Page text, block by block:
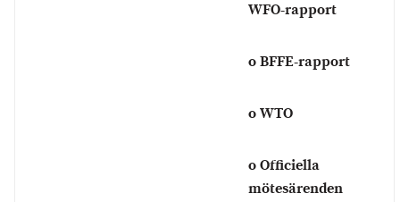
WFO-rapport
o BFFE-rapport
o WTO
o Officiella
mötesärenden